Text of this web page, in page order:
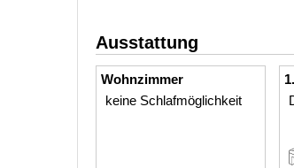
Ausstattung
Wohnzimmer
keine Schlafmöglichkeit